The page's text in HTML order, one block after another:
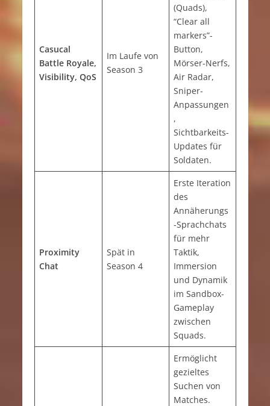
Casucal
Battle Royale,
Visibility, QoS
Im Laufe von
Season 3
(Quads),
“Clear all
markers”-
Button,
Mörser-Nerfs,
Air Radar,
Sniper-
Anpassungen
,
Sichtbarkeits-
Updates für
Soldaten.
Proximity
Chat
Spät in
Season 4
Erste Iteration
des
Annäherungs
-Sprachchats
für mehr
Taktik,
Immersion
und Dynamik
im Sandbox-
Gameplay
zwischen
Squads.
Ermöglicht
gezieltes
Suchen von
Matches.